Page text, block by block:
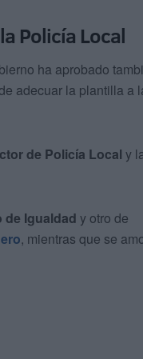
Policía Local
ha aprobado
adecuar la plantilla a
de Policía Local y
de Igualdad y otro de
, mientras que se